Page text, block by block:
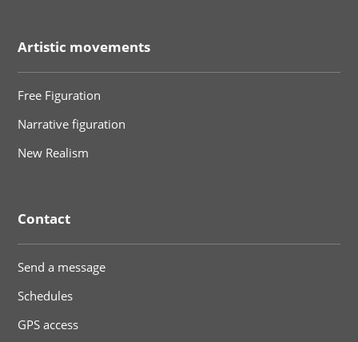
Artistic movements
Free Figuration
Narrative figuration
New Realism
Contact
Send a message
Schedules
GPS access